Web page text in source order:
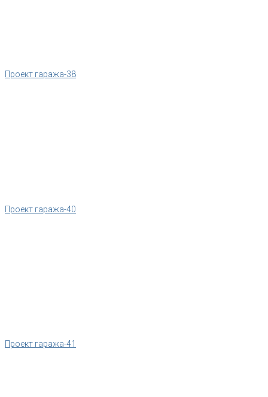
Проект гаража-38
Проект гаража-40
Проект гаража-41